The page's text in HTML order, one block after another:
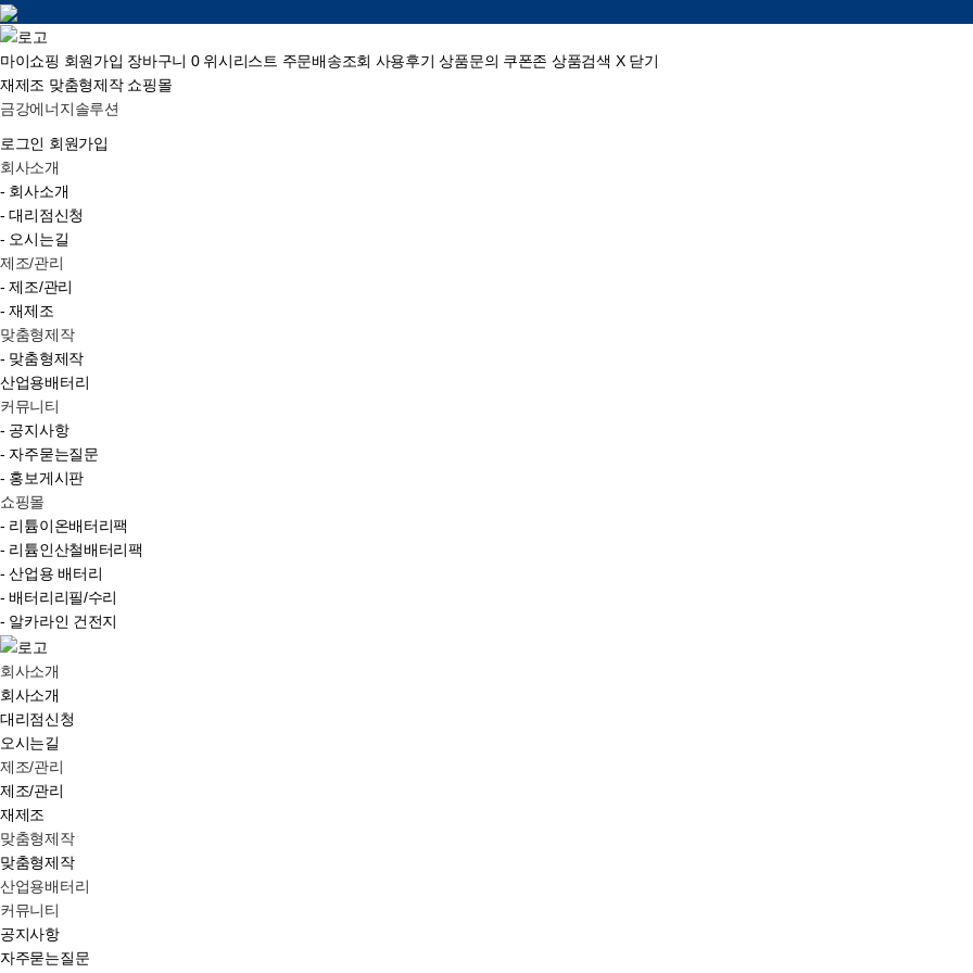
마이쇼핑 회원가입 장바구니 0 위시리스트 주문배송조회 사용후기 상품문의 쿠폰존 상품검색 X 닫기
재제조 맞춤형제작 쇼핑몰
금강에너지솔루션
로그인 회원가입
회사소개
- 회사소개
- 대리점신청
- 오시는길
제조/관리
- 제조/관리
- 재제조
맞춤형제작
- 맞춤형제작
산업용배터리
커뮤니티
- 공지사항
- 자주묻는질문
- 홍보게시판
쇼핑몰
- 리튬이온배터리팩
- 리튬인산철배터리팩
- 산업용 배터리
- 배터리리필/수리
- 알카라인 건전지
회사소개
회사소개
대리점신청
오시는길
제조/관리
제조/관리
재제조
맞춤형제작
맞춤형제작
산업용배터리
커뮤니티
공지사항
자주묻는질문